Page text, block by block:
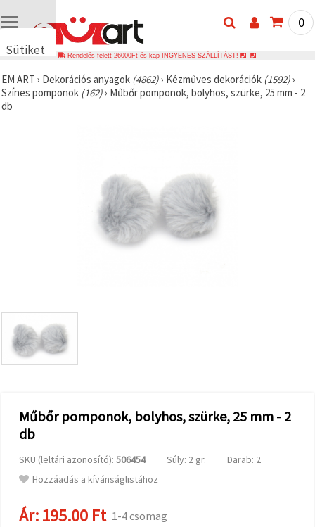
Sütiket
🍪 Cookie-
kat és
hasonló
a
relevánsabb
tartalmat
hirdetéseket
analitikai és
marketingpartnereink
segítségével
Az "Összes
elfogadása"
gombra
elfogadhatja
az összes
0
Rendelés felett 26000Ft és kap INGYENES SZÁLLÍTÁST!
EM ART › Dekorációs anyagok (4862)› Kézműves dekorációk (1592)›
Színes pomponok (162)› Műbőr pomponok, bolyhos, szürke, 25 mm - 2
db
Műbőr pomponok, bolyhos, szürke, 25 mm - 2
db
SKU (leltári azonosító): 506454 Súly: 2 gr.
Darab: 2
Hozzáadás a kívánságlistához
Ár:195.00 Ft 1-4 csomag